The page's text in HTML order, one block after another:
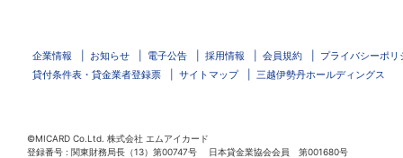
企業情報 お知らせ 電子公告 採用情報 会員規約
プライバシーポリ
貸付条件表・貸金業者登録票
サイトマップ 三越伊勢丹ホールディングス
©MICARD Co.Ltd. 株式会社 エムアイカード
登録番号 : 関東財務局長（13）第00747号 日本貸金業協会会員 第001680号